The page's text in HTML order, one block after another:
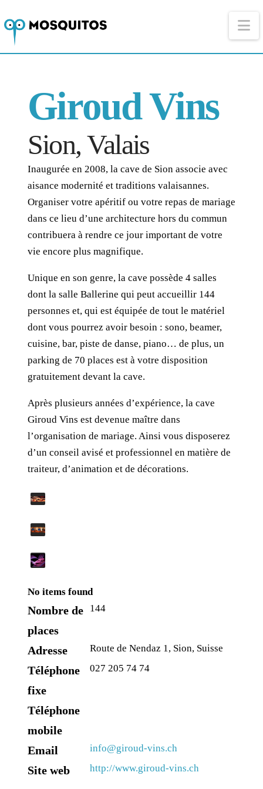
Giroud Vins
Sion, Valais
Inaugurée en 2008, la cave de Sion associe avec
aisance modernité et traditions valaisannes.
Organiser votre apéritif ou votre repas de mariage
dans ce lieu d’une architecture hors du commun
contribuera à rendre ce jour important de votre
vie encore plus magnifique.
Unique en son genre, la cave possède 4 salles
dont la salle Ballerine qui peut accueillir 144
personnes et, qui est équipée de tout le matériel
dont vous pourrez avoir besoin : sono, beamer,
cuisine, bar, piste de danse, piano… de plus, un
parking de 70 places est à votre disposition
gratuitement devant la cave.
Après plusieurs années d’expérience, la cave
Giroud Vins est devenue maître dans
l’organisation de mariage. Ainsi vous disposerez
d’un conseil avisé et professionnel en matière de
traiteur, d’animation et de décorations.
No items found
Nombre de
places
144
Adresse Route de Nendaz 1, Sion, Suisse
Téléphone
fixe
027 205 74 74
Téléphone
mobile
Email
info@giroud-vins.ch
Site web http://www.giroud-vins.ch